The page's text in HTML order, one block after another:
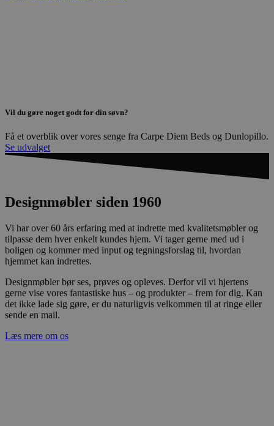
Vil du gøre noget godt for din søvn?
Få et overblik over vores senge fra Carpe Diem Beds og Dunlopillo.
Se udvalget
Designmøbler siden 1960
Vi har over 60 års erfaring med at indrette med kvalitetsmøbler og
tilpasse dem hver enkelt kundes hjem. Vi tager gerne med ud i
boligen og kommer med input og tegningsforslag til, hvordan
hjemmet kan indrettes.
Designmøbler bør ses, prøves og opleves. Derfor vil vi hjertens
gerne vise vores fantastiske hus – og produkter – frem for dig. Kan
det ikke lade sig gøre, er du naturligvis velkommen til at ringe eller
sende en mail.
Læs mere om os